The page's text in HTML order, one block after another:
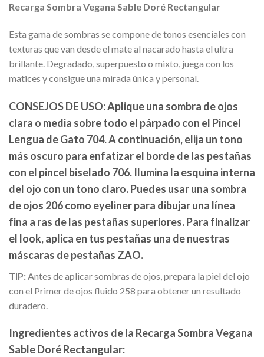
Recarga Sombra Vegana Sable Doré Rectangular
Esta gama de sombras se compone de tonos esenciales con
texturas que van desde el mate al nacarado hasta el ultra
brillante. Degradado, superpuesto o mixto, juega con los
matices y consigue una mirada única y personal.
CONSEJOS DE USO:Aplique una sombra de ojos
clara o media sobre todo el párpado con el Pincel
Lengua de Gato 704. A continuación, elija un tono
más oscuro para enfatizar el borde de las pestañas
con el pincel biselado 706. Ilumina la esquina interna
del ojo con un tono claro. Puedes usar una sombra
de ojos 206 como eyeliner para dibujar una línea
fina a ras de las pestañas superiores. Para finalizar
el look, aplica en tus pestañas una de nuestras
máscaras de pestañas ZAO.
TIP: Antes de aplicar sombras de ojos, prepara la piel del ojo
con el Primer de ojos fluido 258 para obtener un resultado
duradero.
Ingredientes activos de la Recarga Sombra Vegana
Sable Doré Rectangular: